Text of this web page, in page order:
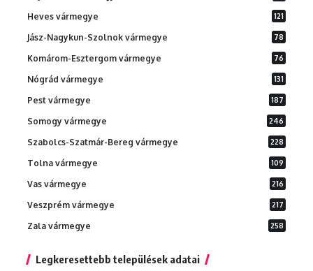
Heves vármegye 121
Jász-Nagykun-Szolnok vármegye 78
Komárom-Esztergom vármegye 76
Nógrád vármegye 131
Pest vármegye 187
Somogy vármegye 246
Szabolcs-Szatmár-Bereg vármegye 228
Tolna vármegye 109
Vas vármegye 216
Veszprém vármegye 217
Zala vármegye 258
Legkeresettebb települések adatai